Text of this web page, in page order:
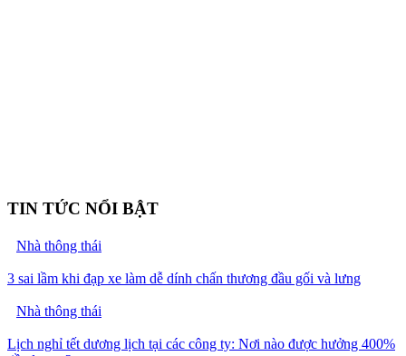
TIN TỨC NỔI BẬT
Nhà thông thái
3 sai lầm khi đạp xe làm dễ dính chấn thương đầu gối và lưng
Nhà thông thái
Lịch nghỉ tết dương lịch tại các công ty: Nơi nào được hưởng 400%